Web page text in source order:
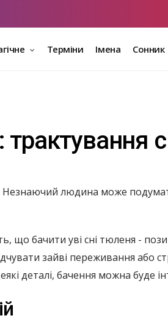
Терміни Імена Сонник
Незнаючий людина може
що бачити уві сні тюленя -
зайві переживання або
деталі, бачення можна буде